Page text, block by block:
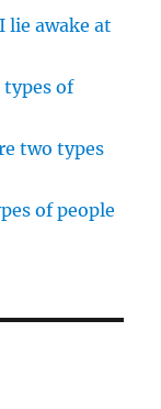
lie awake at
types of
two types
of people